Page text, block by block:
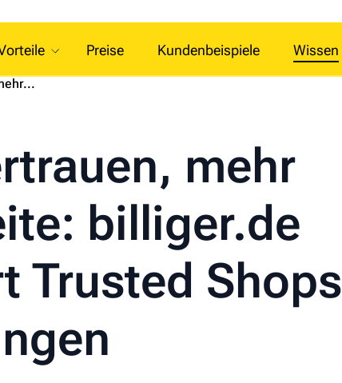
Preise Kundenbeispiele Wissen
mehr
billiger.de
Trusted Shops